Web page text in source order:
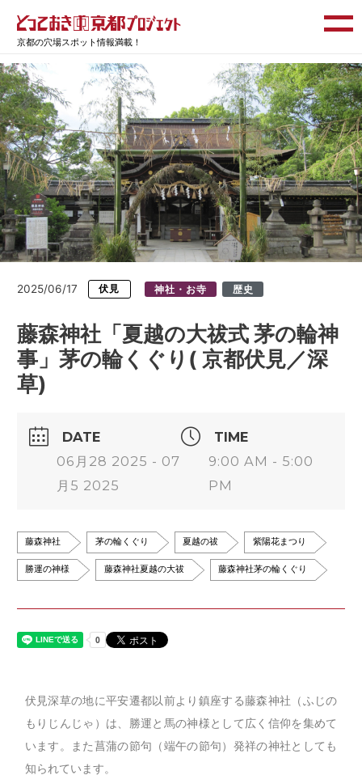
京都の穴場スポット情報満載！
2025/06/17 伏見 神社・お寺 歴史
藤森神社「夏越の大祓式 茅の輪神
事」茅の輪くぐり( 京都伏見／深
草)
DATE
06月28 2025 - 07
月5 2025
TIME
9:00 AM - 5:00
PM
藤森神社 茅の輪くぐり 夏越の祓 紫陽花まつり
勝運の神様 藤森神社夏越の大祓 藤森神社茅の輪くぐり
伏見深草の地に平安遷都以前より鎮座する藤森神社（ふじの
もりじんじゃ）は、勝運と馬の神様として広く信仰を集めて
います。また菖蒲の節句（端午の節句）発祥の神社としても
知られています。